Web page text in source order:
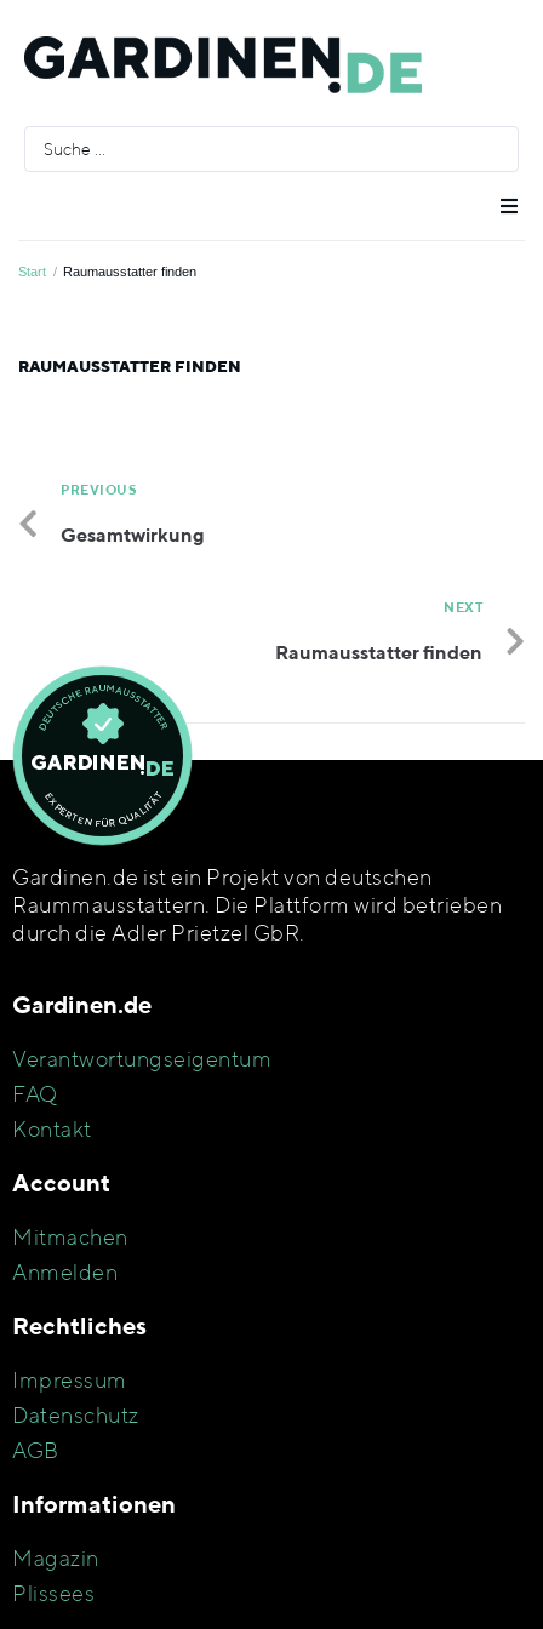
Raumausstatter
Farben
Start / Raumausstatter finden
RAUMAUSSTATTER FINDEN
PREVIOUS
Gesamtwirkung
NEXT
Raumausstatter finden
Gardinen.de ist ein Projekt von deutschen
Raummausstattern. Die Plattform wird betrieben
durch die Adler Prietzel GbR.
Gardinen.de
Verantwortungseigentum
FAQ
Kontakt
Account
Mitmachen
Anmelden
Rechtliches
Impressum
Datenschutz
AGB
Informationen
Magazin
Plissees